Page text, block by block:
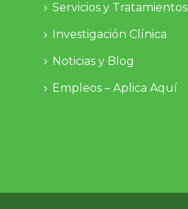
Servicios y Tratamientos
Investigación Clínica
Noticias y Blog
Empleos – Aplica Aquí